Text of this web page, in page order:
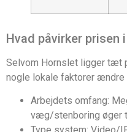
Hvad påvirker prisen
Selvom Hornslet ligger tæt
nogle lokale faktorer ændre
Arbejdets omfang:
væg/stenboring øger